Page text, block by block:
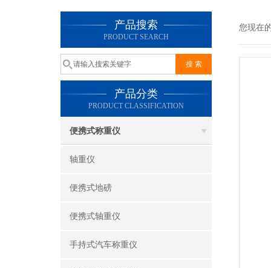
产品搜索
PRODUCT SEARCH
产品分类
PRODUCT CLASSIFICATION
便携式称重仪
轴重仪
便携式地磅
便携式轴重仪
手持式汽车称重仪
您现在